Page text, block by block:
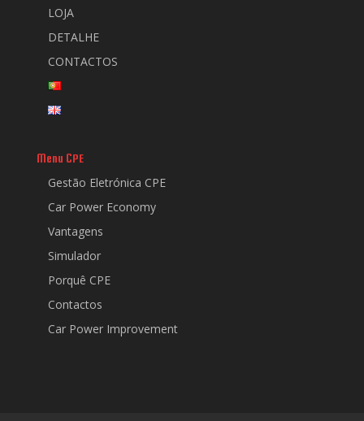
LOJA
DETALHE
CONTACTOS
Menu CPE
Gestão Eletrónica CPE
Car Power Economy
Vantagens
Simulador
Porquê CPE
Contactos
Car Power Improvement